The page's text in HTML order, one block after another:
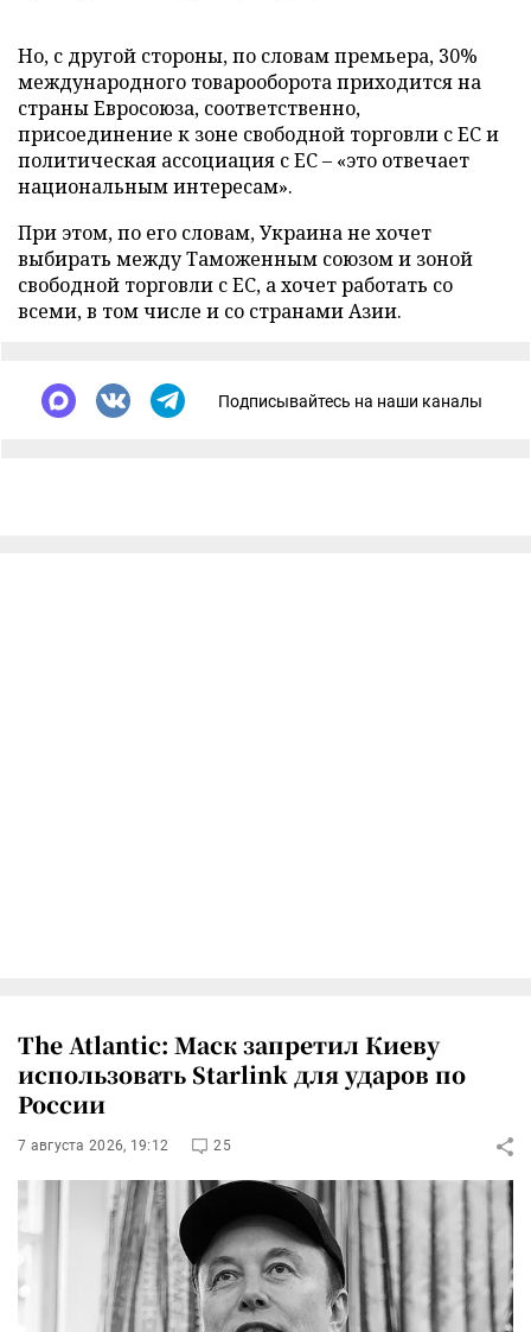
Но, с другой стороны, по словам премьера, 30%
международного товарооборота приходится на
страны Евросоюза, соответственно,
присоединение к зоне свободной торговли с ЕС и
политическая ассоциация с ЕС – «это отвечает
национальным интересам».
При этом, по его словам, Украина не хочет
выбирать между Таможенным союзом и зоной
свободной торговли с ЕС, а хочет работать со
всеми, в том числе и со странами Азии.
Подписывайтесь на наши каналы
The Atlantic: Маск запретил Киеву
использовать Starlink для ударов по
России
7 августа 2026, 19:12 25